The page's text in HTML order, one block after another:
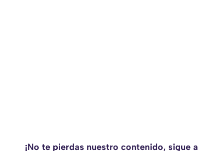
¡No te pierdas nuestro contenido, sigue a